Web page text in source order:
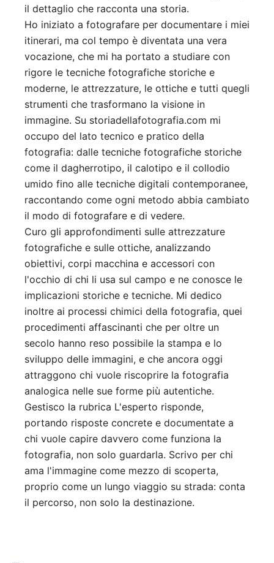
il dettaglio che racconta una storia.
Ho iniziato a fotografare per documentare i miei
itinerari, ma col tempo è diventata una vera
vocazione, che mi ha portato a studiare con
rigore le tecniche fotografiche storiche e
moderne, le attrezzature, le ottiche e tutti quegli
strumenti che trasformano la visione in
immagine. Su storiadellafotografia.com mi
occupo del lato tecnico e pratico della
fotografia: dalle tecniche fotografiche storiche
come il dagherrotipo, il calotipo e il collodio
umido fino alle tecniche digitali contemporanee,
raccontando come ogni metodo abbia cambiato
il modo di fotografare e di vedere.
Curo gli approfondimenti sulle attrezzature
fotografiche e sulle ottiche, analizzando
obiettivi, corpi macchina e accessori con
l'occhio di chi li usa sul campo e ne conosce le
implicazioni storiche e tecniche. Mi dedico
inoltre ai processi chimici della fotografia, quei
procedimenti affascinanti che per oltre un
secolo hanno reso possibile la stampa e lo
sviluppo delle immagini, e che ancora oggi
attraggono chi vuole riscoprire la fotografia
analogica nelle sue forme più autentiche.
Gestisco la rubrica L'esperto risponde,
portando risposte concrete e documentate a
chi vuole capire davvero come funziona la
fotografia, non solo guardarla. Scrivo per chi
ama l'immagine come mezzo di scoperta,
proprio come un lungo viaggio su strada: conta
il percorso, non solo la destinazione.